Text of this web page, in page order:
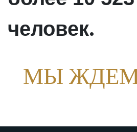
человек.
МЫ ЖДЕМ